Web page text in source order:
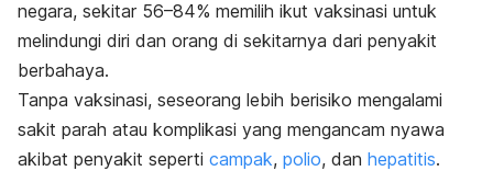
negara, sekitar 56–84% memilih ikut vaksinasi untuk
melindungi diri dan orang di sekitarnya dari penyakit
berbahaya.
Tanpa vaksinasi, seseorang lebih berisiko mengalami
sakit parah atau komplikasi yang mengancam nyawa
akibat penyakit seperti campak, polio, dan hepatitis.